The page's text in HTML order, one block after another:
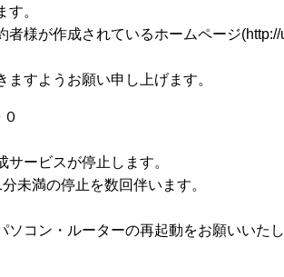
。
様が作成されているホームページ
すようお願い申し上げます。
ービスが停止します。
満の停止を数回伴います。
ン・ルーターの再起動をお願いいた